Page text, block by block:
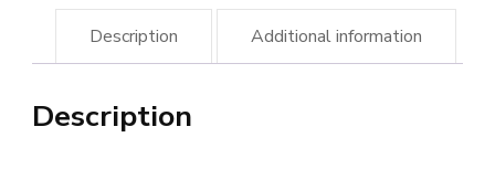
Description Additional information
Description